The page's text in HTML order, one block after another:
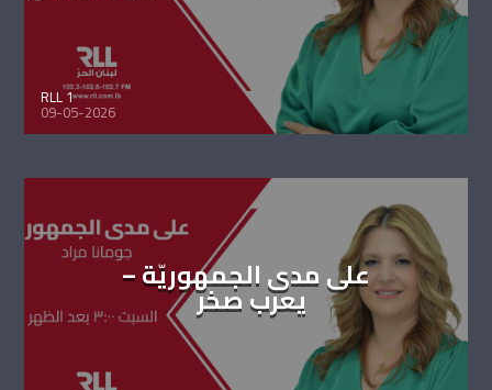
RLL 1
09-05-2026
على مدى الجمهوريّة –
يعرب صخر